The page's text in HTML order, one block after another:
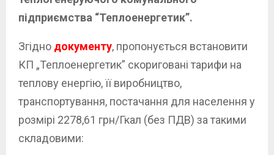
підприємства “Теплоенергетик”.
Згідно документу, пропонується встановити
КП „Теплоенергетик” скориговані тарифи на
теплову енергію, її виробництво,
транспортування, постачання для населення у
розмірі 2278,61 грн/Гкал (без ПДВ) за такими
складовими: